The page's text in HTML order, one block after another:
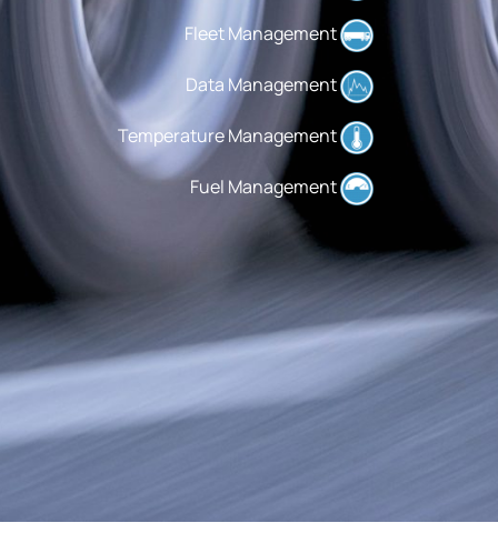
Fleet Management
Data Management
Temperature Management
Fuel Management